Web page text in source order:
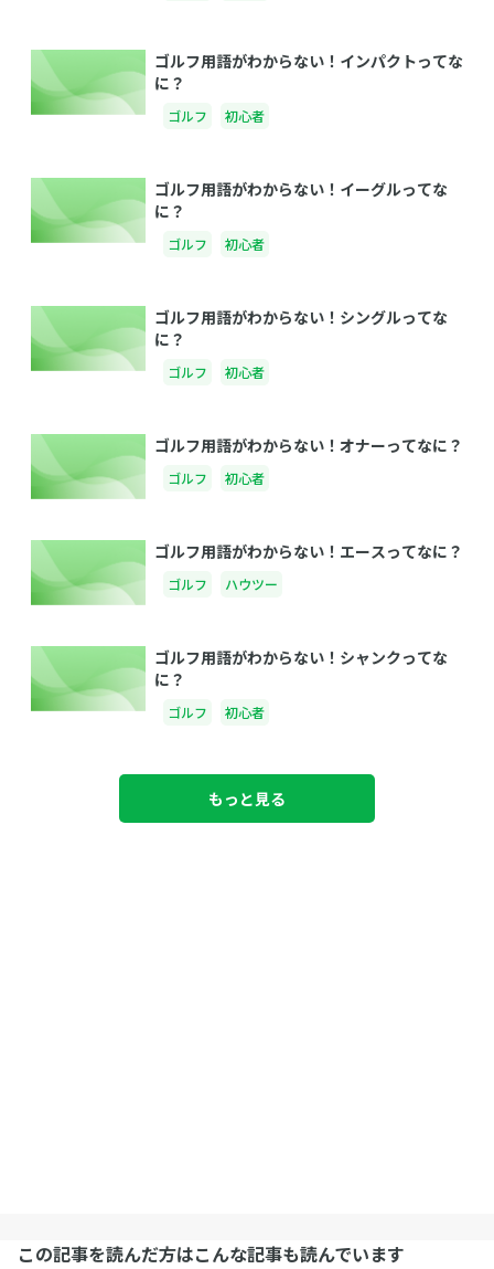
ゴルフ用語がわからない！インパクトってな
に？
ゴルフ 初心者
ゴルフ用語がわからない！イーグルってな
に？
ゴルフ 初心者
ゴルフ用語がわからない！シングルってな
に？
ゴルフ 初心者
ゴルフ用語がわからない！オナーってなに？
ゴルフ 初心者
ゴルフ用語がわからない！エースってなに？
ゴルフ ハウツー
ゴルフ用語がわからない！シャンクってな
に？
ゴルフ 初心者
もっと見る
この記事を読んだ方はこんな記事も読んでいます